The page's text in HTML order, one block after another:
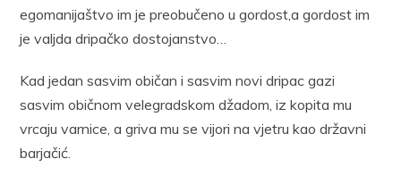
egomanijaštvo im je preobučeno u gordost,a gordost im
je valjda dripačko dostojanstvo…
Kad jedan sasvim običan i sasvim novi dripac gazi
sasvim običnom velegradskom džadom, iz kopita mu
vrcaju varnice, a griva mu se vijori na vjetru kao državni
barjačić.